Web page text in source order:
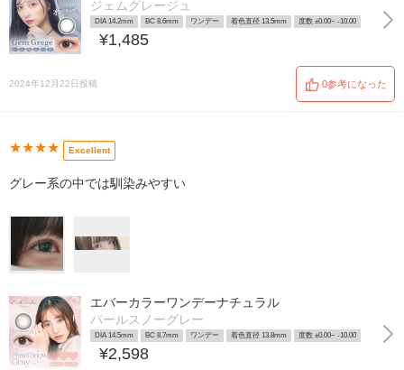
ジェムグレージュ
DIA 14.2mm BC 8.6mm ワンデー 着色直径 13.5mm 度数 ±0.00~ -10.00
¥1,485
2024年12月22日投稿 0参考になった
★★★★ Excellent
グレー系の中では馴染みやすい
エバーカラーワンデーナチュラル
パールスノーグレー
DIA 14.5mm BC 8.7mm ワンデー 着色直径 13.8mm 度数 ±0.00~ -10.00
¥2,598